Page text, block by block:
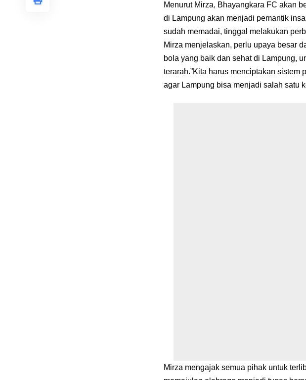
Menurut Mirza, Bhayangkara FC akan
di Lampung akan menjadi pemantik
sudah memadai, tinggal melakukan
Mirza menjelaskan, perlu upaya besar
bola yang baik dan sehat di Lampung,
terarah.”Kita harus menciptakan
agar Lampung bisa menjadi salah satu
Mirza mengajak semua pihak untuk